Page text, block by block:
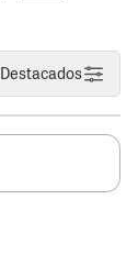
Destacados